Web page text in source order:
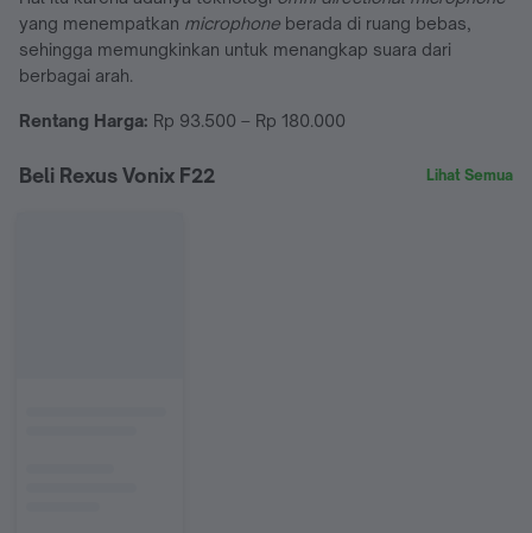
yang menempatkan microphone berada di ruang bebas,
sehingga memungkinkan untuk menangkap suara dari
berbagai arah.
Rentang Harga: Rp 93.500 – Rp 180.000
Beli Rexus Vonix F22 Lihat Semua